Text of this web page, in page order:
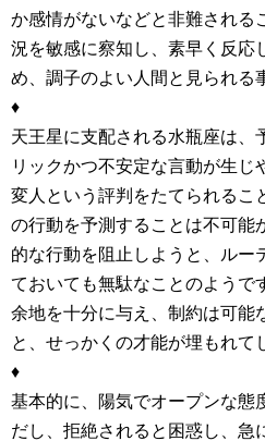
か感情がないなどと非難される
況を敏感に察知し、素早く反応
め、調子のよい人間と見られる
♦
天王星に支配される水瓶座は、
リックかつ不安定な言動が生じ
変人という評判をたてられるこ
の行動を予測することは不可能
的な行動を阻止しようと、ルー
ておいても無駄なことのようで
余地を十分に与え、制約は可能
と、せっかくの才能が埋もれて
♦
基本的に、陽気でオープンな態
だし、拒絶されると困惑し、急